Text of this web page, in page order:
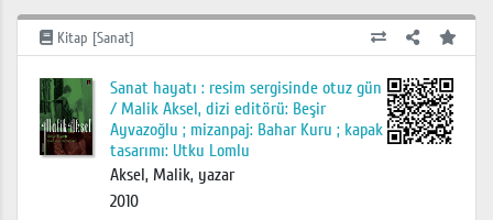
Kitap [Sanat]
Sanat hayatı : resim sergisinde otuz gün
/ Malik Aksel, dizi editörü: Beşir
Ayvazoğlu ; mizanpaj: Bahar Kuru ; kapak
tasarımı: Utku Lomlu
Aksel, Malik, yazar
2010